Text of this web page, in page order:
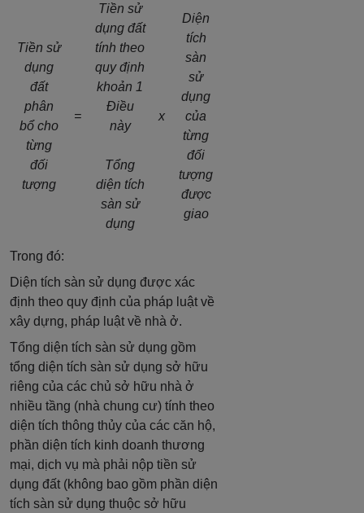
Tiền sử
dụng
đất
phân
bổ cho
từng
đối
tượng
=
Tiền sử
dụng đất
tính theo
quy định
khoản 1
Điều
này
x
Diện
tích
sàn
sử
dụng
của
từng
đối
tượng
được
giao
Tổng
diện tích
sàn sử
dụng
Trong đó:
Diện tích sàn sử dụng được xác
định theo quy định của pháp luật về
xây dựng, pháp luật về nhà ở.
Tổng diện tích sàn sử dụng gồm
tổng diện tích sàn sử dụng sở hữu
riêng của các chủ sở hữu nhà ở
nhiều tầng (nhà chung cư) tính theo
diện tích thông thủy của các căn hộ,
phần diện tích kinh doanh thương
mại, dịch vụ mà phải nộp tiền sử
dụng đất (không bao gồm phần diện
tích sàn sử dụng thuộc sở hữu